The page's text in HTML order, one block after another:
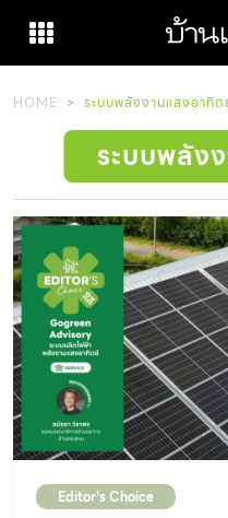
content
HOME ระบบพลังงานแสงอาทิต
ระบบพลัง
Editor's Choice